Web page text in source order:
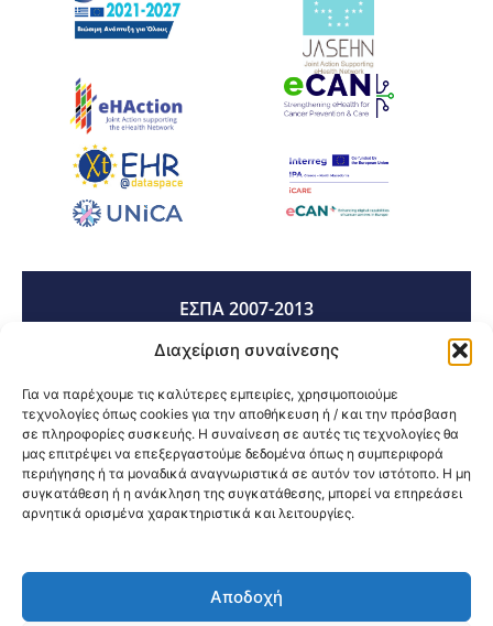
Διαχείριση συναίνεσης
Για να παρέχουμε τις καλύτερες εμπειρίες, χρησιμοποιούμε
τεχνολογίες όπως cookies για την αποθήκευση ή / και την πρόσβαση
σε πληροφορίες συσκευής. Η συναίνεση σε αυτές τις τεχνολογίες θα
μας επιτρέψει να επεξεργαστούμε δεδομένα όπως η συμπεριφορά
περιήγησης ή τα μοναδικά αναγνωριστικά σε αυτόν τον ιστότοπο. Η μη
συγκατάθεση ή η ανάκληση της συγκατάθεσης, μπορεί να επηρεάσει
αρνητικά ορισμένα χαρακτηριστικά και λειτουργίες.
Αποδοχή
ΕΣΠΑ 2007-2013
ΕΣΠΑ 2014-2020
ΕΣΠΑ 2021-2027
@2026 3ype.gr All rights reserved